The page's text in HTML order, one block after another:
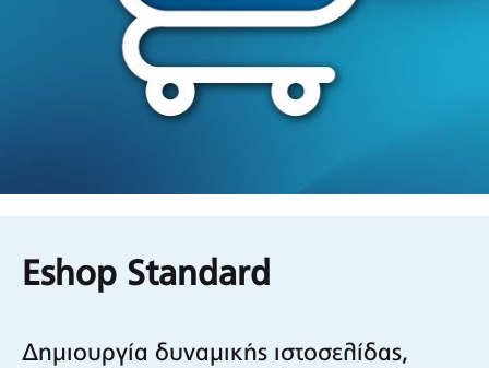
Εshop Standard
Δημιουργία δυναμικής ιστοσελίδας,